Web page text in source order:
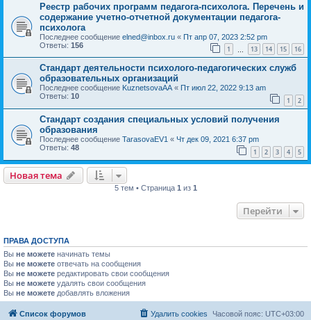
Реестр рабочих программ педагога-психолога. Перечень и
содержание учетно-отчетной документации педагога-
психолога
Последнее сообщение elned@inbox.ru « Пт апр 07, 2023 2:52 pm
Ответы: 156 1 13 14 15 16
Стандарт деятельности психолого-педагогических служб
образовательных организаций
Последнее сообщение KuznetsovaAA« Пт июл 22, 2022 9:13 am
Ответы: 10 1 2
Стандарт создания специальных условий получения
образования
Последнее сообщение TarasovaEV1 « Чт дек 09, 2021 6:37 pm
Ответы: 48 1 2 3 4 5
Новая тема
5 тем • Страница 1 из 1
Перейти
ПРАВА ДОСТУПА
Вы не можете начинать темы
Вы не можете отвечать на сообщения
Вы не можете редактировать свои сообщения
Вы не можете удалять свои сообщения
Вы не можете добавлять вложения
Список форумов Часовой пояс: UTC+03:00
Удалить cookies